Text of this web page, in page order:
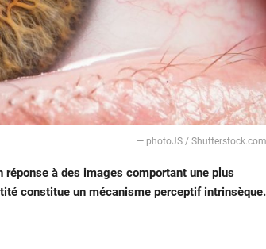
— photoJS / Shutterstock.com
à des images comportant une plus
constitue un mécanisme perceptif intrinsèque.